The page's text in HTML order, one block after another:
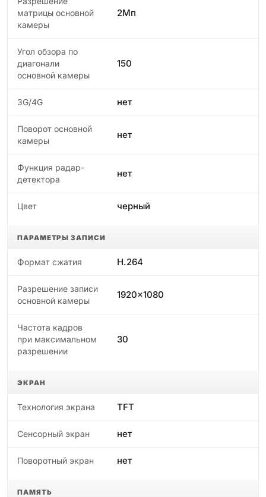
матрицы основной
камеры
2Мп
Угол обзора по
диагонали
основной камеры
150
3G/4G нет
Поворот основной
камеры
нет
Функция радар-
детектора
нет
Цвет черный
ПАРАМЕТРЫ ЗАПИСИ
Формат сжатия H.264
Разрешение записи
основной камеры
1920x1080
Частота кадров
при максимальном
разрешении
30
ЭКРАН
Технология экрана TFT
Сенсорный экран нет
Поворотный экран нет
ПАМЯТЬ